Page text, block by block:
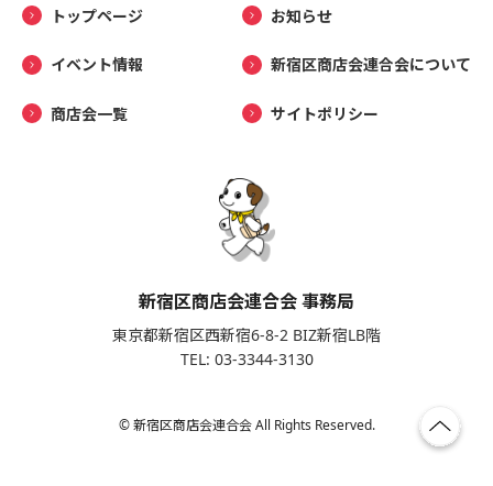
トップページ お知らせ
イベント情報 新宿区商店会連合会について
商店会一覧 サイトポリシー
新宿区商店会連合会 事務局
東京都新宿区西新宿6-8-2 BIZ新宿LB階
TEL: 03-3344-3130
© 新宿区商店会連合会 All Rights Reserved.